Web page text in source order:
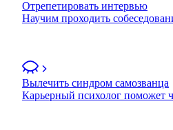
Отрепетировать интервью
Научим проходить
Вылечить синдром самозванца
Карьерный психолог поможет